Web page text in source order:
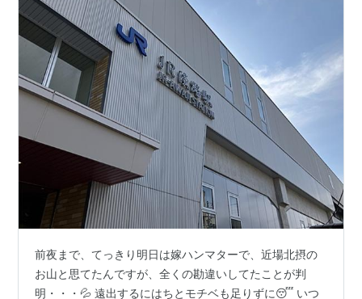
前夜まで、てっきり明日は嫁ハンマターで、近場北摂の
お山と思てたんですが、全くの勘違いしてたことが判
明・・・💦 遠出するにはちとモチベも足りずに😴 いつ